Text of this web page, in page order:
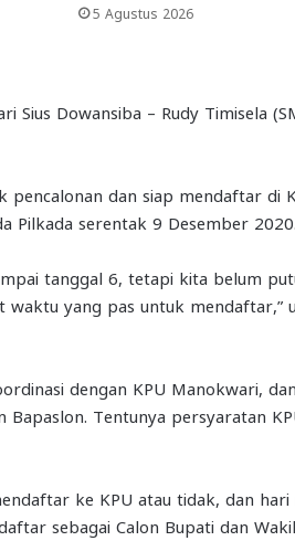
5 Agustus 2026
Dowansiba – Rudy Timisela
pencalonan dan siap mendaftar di
Pilkada serentak 9 Desember 2020.
tanggal 6, tetapi kita belum
yang pas untuk mendaftar,”
dengan KPU Manokwari, dan
Tentunya persyaratan
ke KPU atau tidak, dan hari
sebagai Calon Bupati dan